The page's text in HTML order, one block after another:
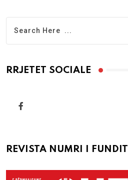
RRJETET SOCIALE
REVISTA NUMRI I FUNDIT